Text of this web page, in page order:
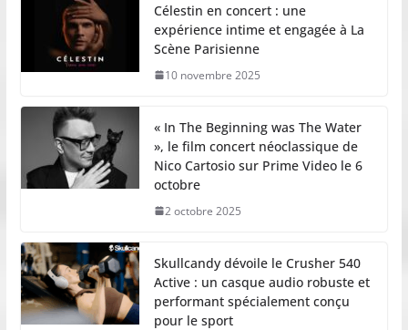
Célestin en concert : une
expérience intime et engagée à La
Scène Parisienne
10 novembre 2025
« In The Beginning was The Water
», le film concert néoclassique de
Nico Cartosio sur Prime Video le 6
octobre
2 octobre 2025
Skullcandy dévoile le Crusher 540
Active : un casque audio robuste et
performant spécialement conçu
pour le sport